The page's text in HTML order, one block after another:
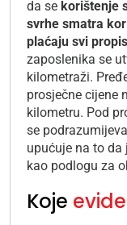
da se korištenje
svrhe smatra
plaćaju svi
zaposlenika se
kilometraži.
prosječne cijene
kilometru. Pod
se
upućuje na to
kao podlogu za
Koje